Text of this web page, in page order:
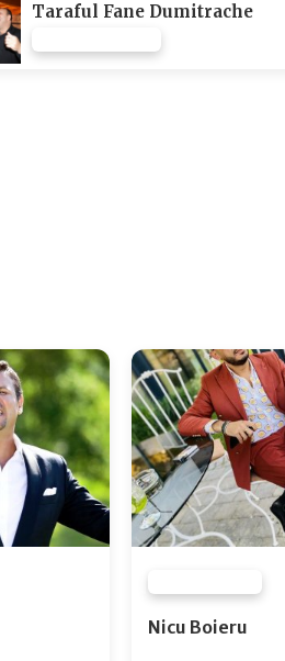
Taraful Fane Dumitrache
Nicu Boieru